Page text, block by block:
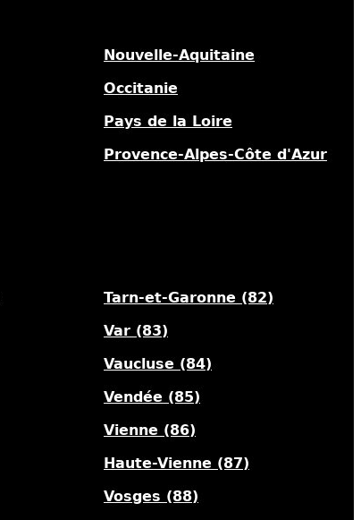
Nouvelle-Aquitaine
Occitanie
Pays de la Loire
Provence-Alpes-Côte d'Azur
Tarn-et-Garonne (82)
Var (83)
Vaucluse (84)
Vendée (85)
Vienne (86)
Haute-Vienne (87)
Vosges (88)